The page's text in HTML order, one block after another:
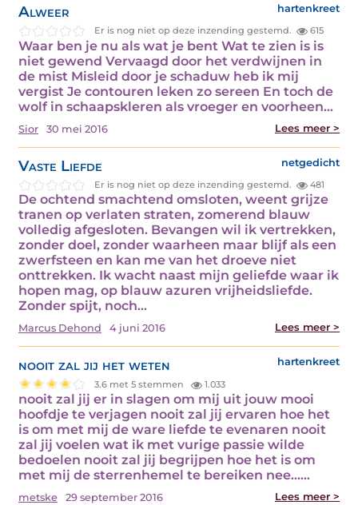
Alweer hartenkreet
Er is nog niet op deze inzending gestemd. 615
Waar ben je nu als wat je bent Wat te zien is is
niet gewend Vervaagd door het verdwijnen in
de mist Misleid door je schaduw heb ik mij
vergist Je contouren leken zo sereen En toch de
wolf in schaapskleren als vroeger en voorheen…
Sior 30 mei 2016 Lees meer >
Vaste Liefde netgedicht
Er is nog niet op deze inzending gestemd. 481
De ochtend smachtend omsloten, weent grijze
tranen op verlaten straten, zomerend blauw
volledig afgesloten. Bevangen wil ik vertrekken,
zonder doel, zonder waarheen maar blijf als een
zwerfsteen en kan me van het droeve niet
onttrekken. Ik wacht naast mijn geliefde waar ik
hopen mag, op blauw azuren vrijheidsliefde.
Zonder spijt, noch…
Marcus Dehond 4 juni 2016 Lees meer >
nooit zal jij het weten hartenkreet
3.6 met 5 stemmen 1.033
nooit zal jij er in slagen om mij uit jouw mooi
hoofdje te verjagen nooit zal jij ervaren hoe het
is om met mij de ware liefde te evenaren nooit
zal jij voelen wat ik met vurige passie wilde
bedoelen nooit zal jij begrijpen hoe het is om
met mij de sterrenhemel te bereiken nee...…
metske 29 september 2016 Lees meer >